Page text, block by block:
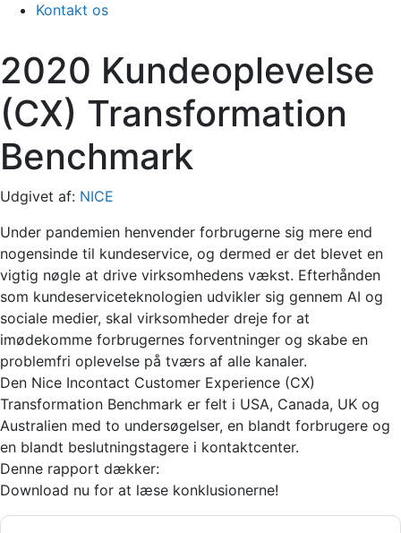
Kontakt os
2020 Kundeoplevelse
(CX) Transformation
Benchmark
Udgivet af: NICE
Under pandemien henvender forbrugerne sig mere end
nogensinde til kundeservice, og dermed er det blevet en
vigtig nøgle at drive virksomhedens vækst. Efterhånden
som kundeserviceteknologien udvikler sig gennem AI og
sociale medier, skal virksomheder dreje for at
imødekomme forbrugernes forventninger og skabe en
problemfri oplevelse på tværs af alle kanaler.
Den Nice Incontact Customer Experience (CX)
Transformation Benchmark er felt i USA, Canada, UK og
Australien med to undersøgelser, en blandt forbrugere og
en blandt beslutningstagere i kontaktcenter.
Denne rapport dækker:
Download nu for at læse konklusionerne!